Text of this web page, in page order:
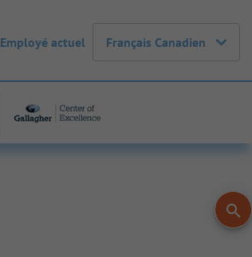
Employé actuel Français Canadien
search